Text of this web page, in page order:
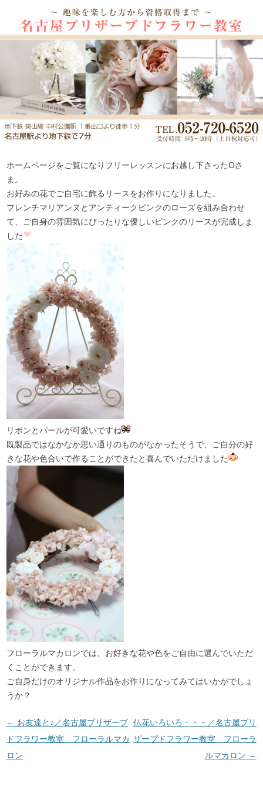
ホームページをご覧になりフリーレッスンにお越し下さったOさ
ま。
お好みの花でご自宅に飾るリースをお作りになりました。
フレンチマリアンヌとアンティークピンクのローズを組み合わせ
て、ご自身の雰囲気にぴったりな優しいピンクのリースが完成しま
した
リボンとパールが可愛いですね
既製品ではなかなか思い通りのものがなかったそうで、ご自分の好
きな花や色合いで作ることができたと喜んでいただけました
フローラルマカロンでは、お好きな花や色をご自由に選んでいただ
くことができます。
ご自身だけのオリジナル作品をお作りになってみてはいかがでしょ
うか？
投稿ナビゲーション
← お友達と♪／名古屋プリザーブ
ドフラワー教室 フローラルマカ
ロン
仏花いろいろ・・・／名古屋プリ
ザーブドフラワー教室 フローラ
ルマカロン →